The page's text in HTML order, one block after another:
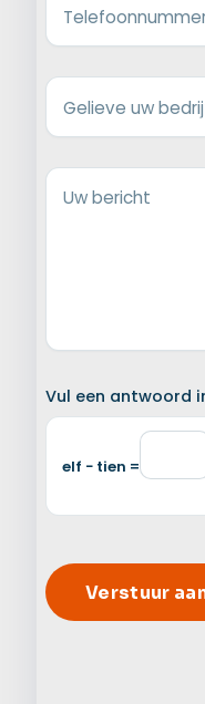
Gelieve uw
Uw bericht
Vul een antwoord
elf − tien =